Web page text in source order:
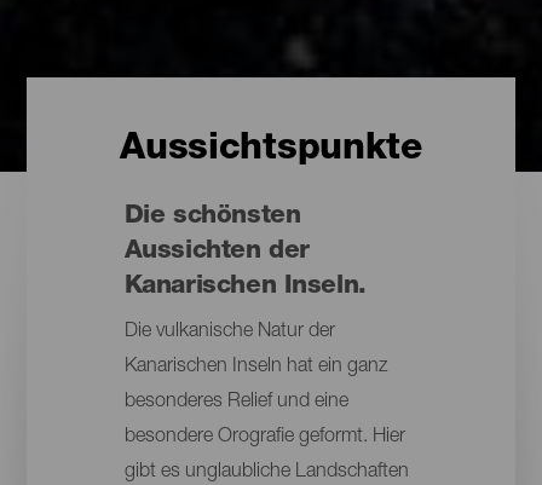
Aussichtspunkte
Die schönsten
Aussichten der
Kanarischen Inseln.
Die vulkanische Natur der
Kanarischen Inseln hat ein ganz
besonderes Relief und eine
besondere Orografie geformt. Hier
gibt es unglaubliche Landschaften